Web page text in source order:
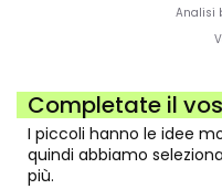
Completate il
I piccoli hanno le idee
quindi abbiamo
più.